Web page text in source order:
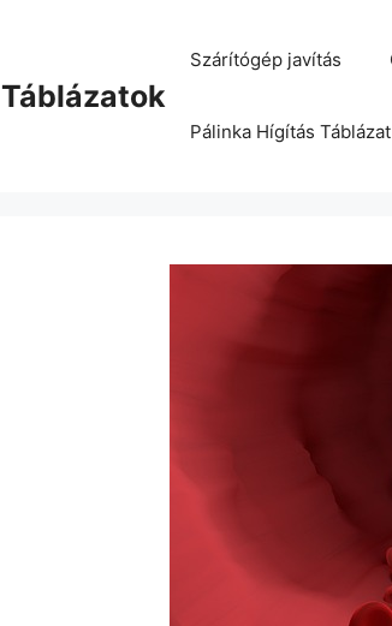
Táblázatok
Szárítógép javítás
Pálinka Hígítás Táblázat